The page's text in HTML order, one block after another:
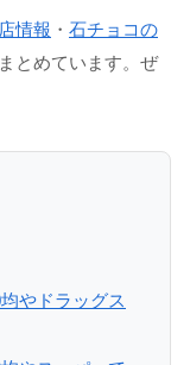
情報 ・ 石チョコの
とめています。ぜ
やドラッグス